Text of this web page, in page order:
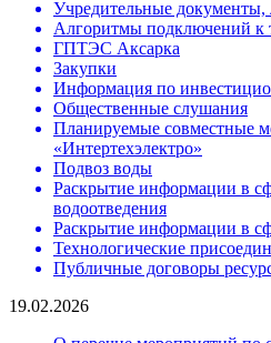
Учредительные документы,
Алгоритмы подключений к
ГПТЭС Аксарка
Закупки
Информация по
Общественные слушания
Планируемые совместные
«Интертехэлектро»
Подвоз воды
Раскрытие информации в
водоотведения
Раскрытие информации в
Технологические
Публичные договоры
19.02.2026